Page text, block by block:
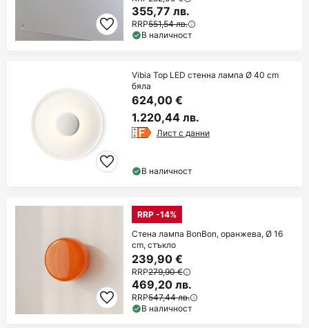
355,77 лв.
RRP551,54 лв.
В наличност
Vibia Top LED стенна лампа Ø 40 cm
бяла
624,00 €
1.220,44 лв.
Лист с данни
В наличност
RRP -14%
Стена лампа BonBon, оранжева, Ø 16
cm, стъкло
239,90 €
RRP279,90 €
469,20 лв.
RRP547,44 лв.
В наличност